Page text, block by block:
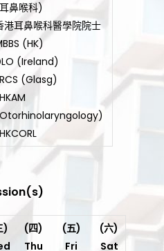
鼻喉科)
港耳鼻喉科醫學院院士
(HK)
(Ireland)
(Glasg)
)
(四)
Thu
(五)
Fri
(六)
Sat